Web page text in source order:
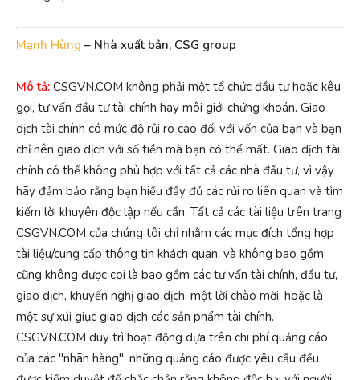
Mạnh Hùng – Nhà xuất bản, CSG group
Mô tả: CSGVN.COM không phải một tổ chức đầu tư hoặc kêu
gọi, tư vấn đầu tư tài chính hay môi giới chứng khoán. Giao
dịch tài chính có mức độ rủi ro cao đối với vốn của bạn và bạn
chỉ nên giao dịch với số tiền mà bạn có thể mất. Giao dịch tài
chính có thể không phù hợp với tất cả các nhà đầu tư, vì vậy
hãy đảm bảo rằng bạn hiểu đầy đủ các rủi ro liên quan và tìm
kiếm lời khuyên độc lập nếu cần. Tất cả các tài liệu trên trang
CSGVN.COM của chúng tôi chỉ nhằm các mục đích tổng hợp
tài liệu/cung cấp thông tin khách quan, và không bao gồm
cũng không được coi là bao gồm các tư vấn tài chính, đầu tư,
giao dịch, khuyến nghị giao dịch, một lời chào mời, hoặc là
một sự xúi giục giao dịch các sản phẩm tài chính.
CSGVN.COM duy trì hoạt động dựa trên chi phí quảng cáo
của các "nhãn hàng"; những quảng cáo được yêu cầu đều